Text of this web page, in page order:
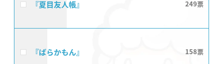
『夏目友人帳』 249
『ばらかもん』 158